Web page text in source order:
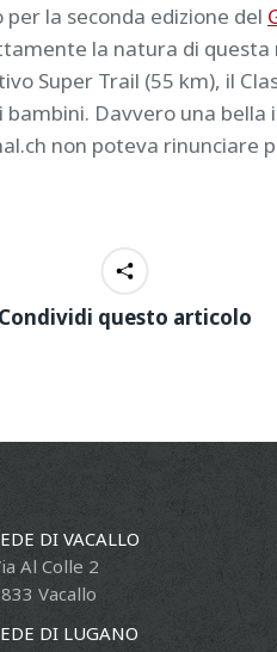
la seconda edizione del
la natura di questa
Super Trail (55 km), il
Davvero una
non poteva rinunciare
Condividi questo articolo
DI VACALLO
Al Colle 2
Vacallo
DI LUGANO